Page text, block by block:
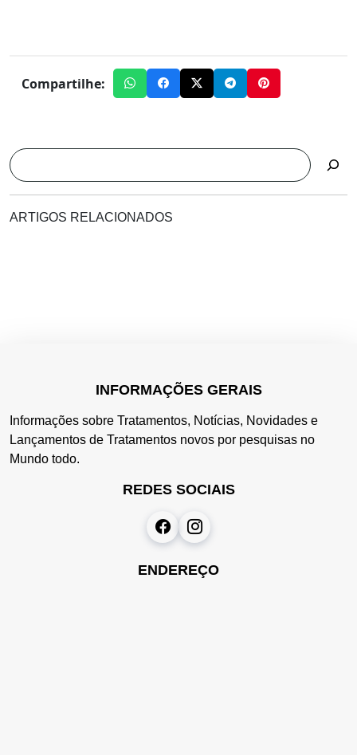
Compartilhe:
Pesquisar
ARTIGOS RELACIONADOS
INFORMAÇÕES GERAIS
Informações sobre Tratamentos, Notícias, Novidades e
Lançamentos de Tratamentos novos por pesquisas no
Mundo todo.
REDES SOCIAIS
ENDEREÇO